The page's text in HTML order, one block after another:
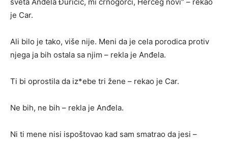
sveta Anđela Đuričić, mi crnogorci, Herceg novi” – rekao
je Car.
Ali bilo je tako, više nije. Meni da je cela porodica protiv
njega ja bih ostala sa njim – rekla je Anđela.
Ti bi oprostila da iz*ebe tri žene – rekao je Car.
Ne bih, ne bih – rekla je Anđela.
Ni ti mene nisi ispoštovao kad sam smatrao da jesi –